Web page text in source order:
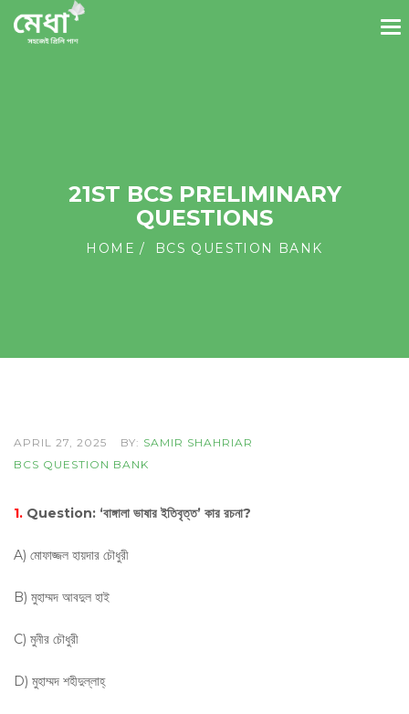
21ST BCS PRELIMINARY
QUESTIONS
HOME BCS QUESTION BANK
APRIL 27, 2025 BY: SAMIR SHAHRIAR
BCS QUESTION BANK
1. Question: ‘বাঙ্গালা ভাষার ইতিবৃত্ত’ কার রচনা?
A) মোফাজ্জল হায়দার চৌধুরী
B) মুহাম্মদ আবদুল হাই
C) মুনীর চৌধুরী
D) মুহাম্মদ শহীদুল্লাহ্‌